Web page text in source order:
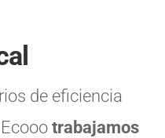
de eficiencia
trabajamos